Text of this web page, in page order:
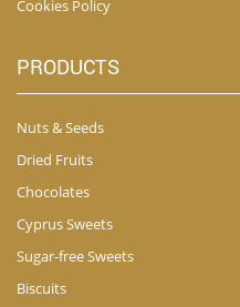
Cookies Policy
PRODUCTS
Nuts & Seeds
Dried Fruits
Chocolates
Cyprus Sweets
Sugar-free Sweets
Biscuits